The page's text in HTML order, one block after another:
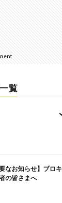
覧
なお知らせ】ブロキ
の皆さまへ